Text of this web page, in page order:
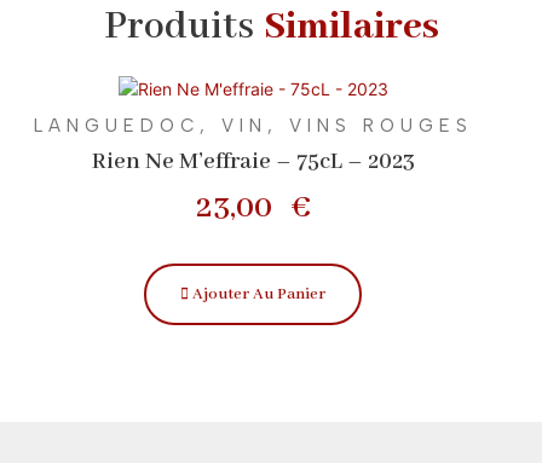
Produits Similaires
LANGUEDOC , VIN , VINS ROUGES
Rien Ne M’effraie – 75cL – 2023
23,00 €
Ajouter Au Panier